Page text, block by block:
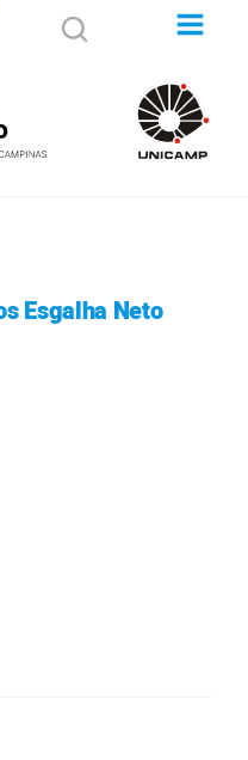
Esgalha Neto